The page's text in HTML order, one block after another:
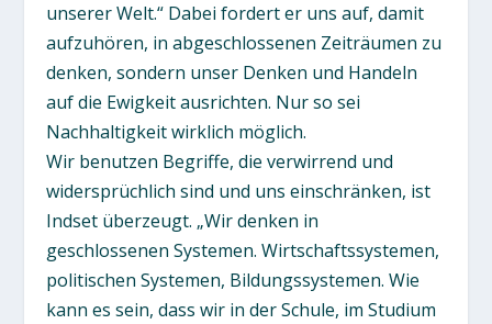
unserer Welt.“ Dabei fordert er uns auf, damit
aufzuhören, in abgeschlossenen Zeiträumen zu
denken, sondern unser Denken und Handeln
auf die Ewigkeit ausrichten. Nur so sei
Nachhaltigkeit wirklich möglich.
Wir benutzen Begriffe, die verwirrend und
widersprüchlich sind und uns einschränken, ist
Indset überzeugt. „Wir denken in
geschlossenen Systemen. Wirtschaftssystemen,
politischen Systemen, Bildungssystemen. Wie
kann es sein, dass wir in der Schule, im Studium